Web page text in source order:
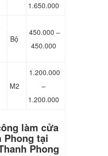
1.650.000
Bộ
450.000 –
450.000
M2
1.200.000
–
1.200.000
làm cửa
Phong tại
Phong